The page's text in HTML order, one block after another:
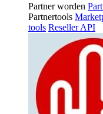
Partner worden
Partnertools
tools Reseller API